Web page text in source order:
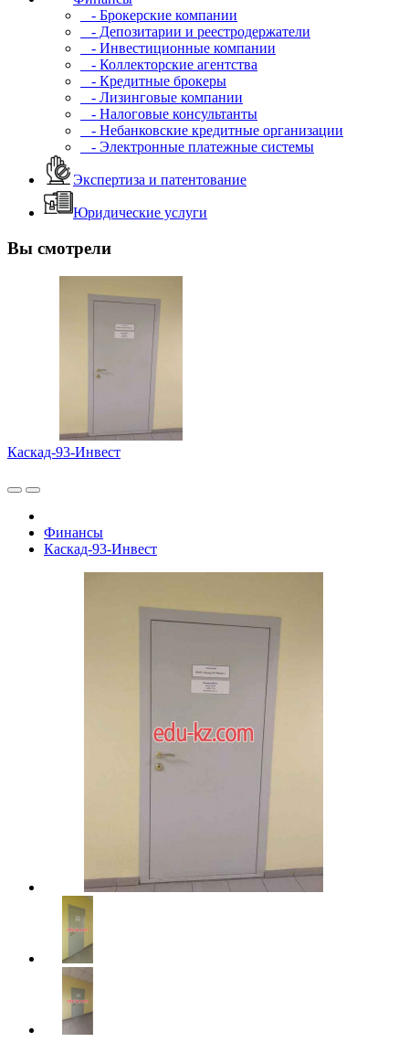
- Брокерские компании
- Депозитарии и реестродержатели
- Инвестиционные компании
- Коллекторские агентства
- Кредитные брокеры
- Лизинговые компании
- Налоговые консультанты
- Небанковские кредитные организации
- Электронные платежные системы
Экспертиза и патентование
Юридические услуги
Вы смотрели
Каскад-93-Инвест
Финансы
Каскад-93-Инвест